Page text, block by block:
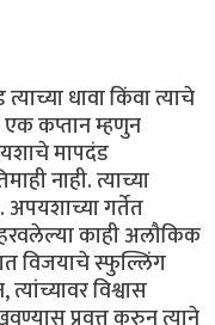
धावा किंवा त्याचे
एक कप्तान म्हणुन
मापदंड
नाही. त्याच्या
गर्तेत
काही अलौकिक
विजयाचे स्फुल्लिंग
विश्वास